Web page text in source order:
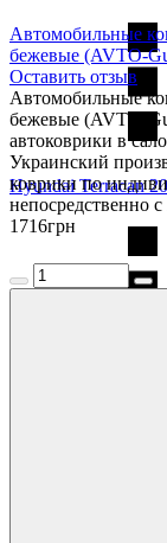
Hyundai Terracan
Автомобильные
бежевые (AVTO-
Оставить отзыв
Автомобильные
бежевые (AVTO-
автоковрики в
Украинский
коврики по
непосредственно
1716грн